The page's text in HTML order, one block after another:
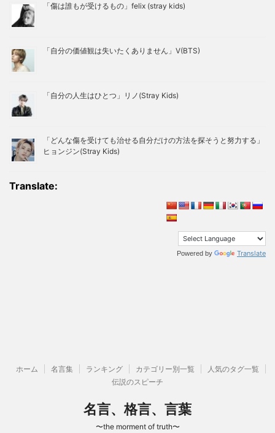
「傷は誰もが受けるもの」felix (stray kids)
「自分の価値観は失いたくありません」V(BTS)
「自分の人生はひとつ」リノ(Stray Kids)
「どんな傷を受けても治せる自分だけの方法を探そうと努力する」
ヒョンジン(Stray Kids)
Translate:
Powered by Translate
ホーム 名言集 ランキング カテゴリー別一覧
人気のタグ一覧
伝説のスピーチ
名言、格言、言葉
〜the morment of truth〜